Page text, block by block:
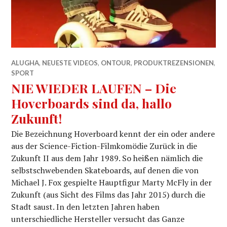
ALUGHA, NEUESTE VIDEOS, ONTOUR, PRODUKTREZENSIONEN,
SPORT
NIE WIEDER LAUFEN – Die
Hoverboards sind da, hallo
Zukunft!
Die Bezeichnung Hoverboard kennt der ein oder andere
aus der Science-Fiction-Filmkomödie Zurück in die
Zukunft II aus dem Jahr 1989. So heißen nämlich die
selbstschwebenden Skateboards, auf denen die von
Michael J. Fox gespielte Hauptfigur Marty McFly in der
Zukunft (aus Sicht des Films das Jahr 2015) durch die
Stadt saust. In den letzten Jahren haben
unterschiedliche Hersteller versucht das Ganze